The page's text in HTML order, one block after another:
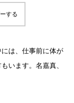
する
は、仕事前に体が
います。名嘉真、